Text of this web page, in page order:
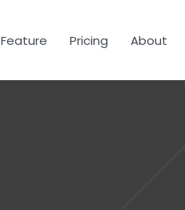
Feature Pricing About